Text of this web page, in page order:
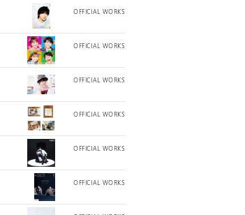
OFFICIAL WORKS
OFFICIAL WORKS
OFFICIAL WORKS
OFFICIAL WORKS
OFFICIAL WORKS
OFFICIAL WORKS